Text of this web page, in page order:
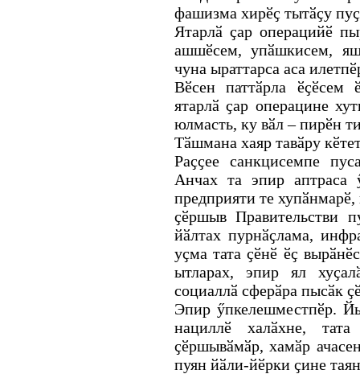
фашизма хирӗҫ тытӑҫу
Ятарлӑ ҫар операцийӗ
ашшӗсем, упӑшкисем,
чуна ыраттарса аса
Вӗсен паттӑрла ӗҫӗсем
ятарлӑ ҫар операцине
юлмасть, ку вӑл – пирӗн
Тӑшмана хаяр тавӑру
Раҫҫее санкцисемпе
Анчах та эпир аптраса
предприяти те
ҫӗршыв Правительстви
йӑлтах пурнӑҫлама,
уҫма тата ҫӗнӗ ӗҫ
ытларах, эпир ял
социаллӑ сферӑра пысӑк
Эпир ӳпкелешместпӗр.
нациллӗ халӑхне,
ҫӗршывӑмӑр, хамӑр
пуян йӑли-йӗрки ҫине